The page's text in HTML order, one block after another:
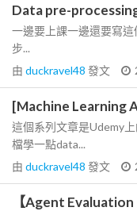
Data pre-
一邊要上課一邊還要寫
步...
由 duckravel48 發文
[Machine Learning
這個系列文章是Udemy
檔學一點data...
由 duckravel48 發文
【Agent